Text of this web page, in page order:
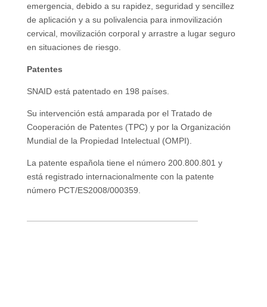
emergencia, debido a su rapidez, seguridad y sencillez
de aplicación y a su polivalencia para inmovilización
cervical, movilización corporal y arrastre a lugar seguro
en situaciones de riesgo.
Patentes
SNAID está patentado en 198 países.
Su intervención está amparada por el Tratado de
Cooperación de Patentes (TPC) y por la Organización
Mundial de la Propiedad Intelectual (OMPI).
La patente española tiene el número 200.800.801 y
está registrado internacionalmente con la patente
número PCT/ES2008/000359.